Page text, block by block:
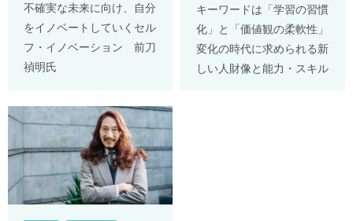
不確実な未来に向け、自分
をイノベートしていくセル
フ・イノベーション 前刀
禎明氏
キーワードは「学習の習慣
化」と「価値観の柔軟性」
変化の時代に求められる新
しい人財像と能力・スキル